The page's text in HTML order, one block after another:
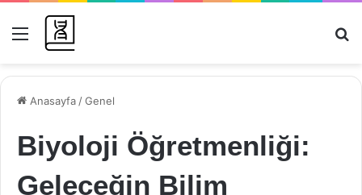
Menü
Anasayfa /Genel
Biyoloji Öğretmenliği:
Geleceğin Bilim